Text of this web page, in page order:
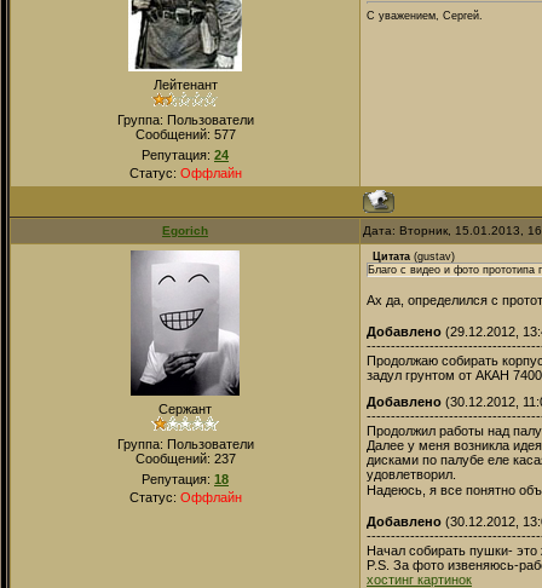
Лейтенант
Группа: Пользователи
Сообщений: 577
Репутация: 24
Статус: Оффлайн
С уважением, Сергей.
Egorich Дата: Вторник, 15.01.2013,
Сержант
Группа: Пользователи
Сообщений: 237
Репутация: 18
Статус: Оффлайн
Цитата (gustav)
Благо с видео и фото прототипа
Ах да, определился с
Добавлено (29.12.2012,
Продолжаю собирать
задул грунтом от АКАН
Добавлено (30.12.2012,
Продолжил работы над
Далее у меня возникла
дисками по палубе еле
удовлетворил.
Надеюсь, я все понятно
Добавлено (30.12.2012,
Начал собирать пушки- это
P.S. За фото извеняюсь-
хостинг картинок